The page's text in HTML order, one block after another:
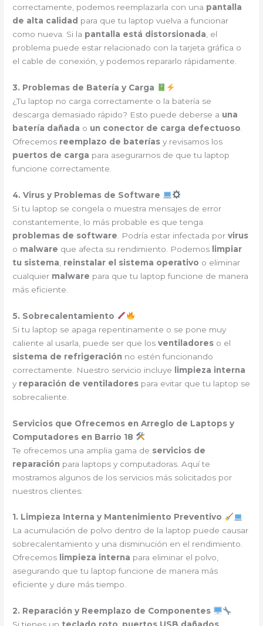
correctamente, podemos reemplazarla con una pantalla
de alta calidad para que tu laptop vuelva a funcionar
como nueva. Si la pantalla está distorsionada , el
problema puede estar relacionado con la tarjeta gráfica o
el cable de conexión, y podemos repararlo rápidamente.
3. Problemas de Batería y Carga
¿Tu laptop no carga correctamente o la batería se
descarga demasiado rápido? Esto puede deberse a una
batería dañada o un conector de carga defectuoso
Ofrecemos reemplazo de baterías y revisamos los
puertos de carga para asegurarnos de que tu laptop
funcione correctamente.
4. Virus y Problemas de Software
Si tu laptop se congela o muestra mensajes de error
constantemente, lo más probable es que tenga
problemas de software . Podría estar infectada porvirus
o malware que afecta su rendimiento. Podemos limpiar
tu sistema reinstalar el sistema operativo o eliminar
cualquier malware para que tu laptop funcione de manera
más eficiente.
5. Sobrecalentamiento
Si tu laptop se apaga repentinamente o se pone muy
caliente al usarla, puede ser que losventiladores o el
sistema de refrigeración no estén funcionando
correctamente. Nuestro servicio incluye
limpieza interna
y reparación de ventiladores para evitar que tu laptop se
sobrecaliente.
Servicios que Ofrecemos en Arreglo de Laptops y
Computadores en Barrio 18
Te ofrecemos una amplia gama de servicios de
reparación para laptops y computadoras. Aquí te
mostramos algunos de los servicios más solicitados por
nuestros clientes:
1. Limpieza Interna y Mantenimiento Preventivo
La acumulación de polvo dentro de la laptop puede causar
sobrecalentamiento y una disminución en el rendimiento.
Ofrecemos limpieza interna para eliminar el polvo,
asegurando que tu laptop funcione de manera más
eficiente y dure más tiempo.
2. Reparación y Reemplazo de Componentes